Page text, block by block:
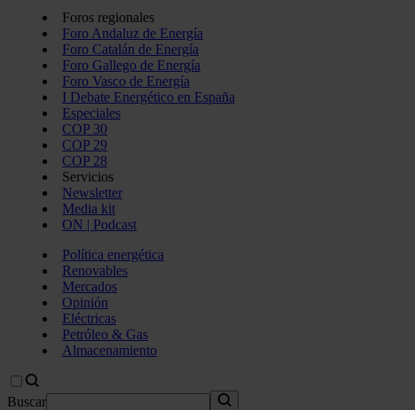
Foros regionales
Foro Andaluz de Energía
Foro Catalán de Energía
Foro Gallego de Energía
Foro Vasco de Energía
I Debate Energético en España
Especiales
COP 30
COP 29
COP 28
Servicios
Newsletter
Media kit
ON | Podcast
Política energética
Renovables
Mercados
Opinión
Eléctricas
Petróleo & Gas
Almacenamiento
Buscar